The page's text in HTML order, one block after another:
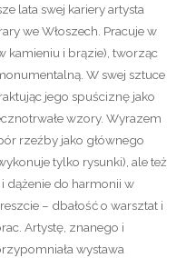
lata swej kariery artysta
we Włoszech. Pracuje w
kamieniu i brązie), tworząc
W swej sztuce
jego spuściznę jako
wzory. Wyrazem
rzeźby jako głównego
tylko rysunki), ale też
dążenie do harmonii w
– dbałość o warsztat i
Artystę, znanego i
wystawa